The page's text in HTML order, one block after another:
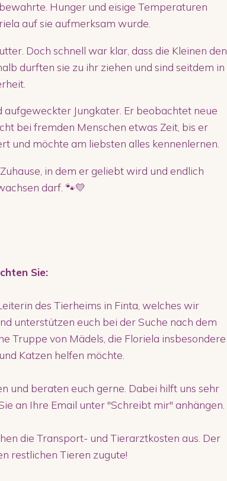
Hunger und eisige Temperaturen
auf sie aufmerksam wurde.
Doch schnell war klar, dass die Kleinen den
durften sie zu ihr ziehen und sind seitdem in
Jungkater. Er beobachtet neue
bei fremden Menschen etwas Zeit, bis er
und möchte am liebsten alles kennenlernen.
in dem er geliebt wird und endlich
darf. 🐾💛
Sie:
des Tierheims in Finta, welches wir
unterstützen euch bei der Suche nach dem
Truppe von Mädels, die Floriela insbesondere
Katzen helfen möchte.
und beraten euch gerne. Dabei hilft uns sehr
an Ihre Email unter "Schreibt mir" anhängen.
die Transport- und Tierarztkosten aus. Der
restlichen Tieren zugute!